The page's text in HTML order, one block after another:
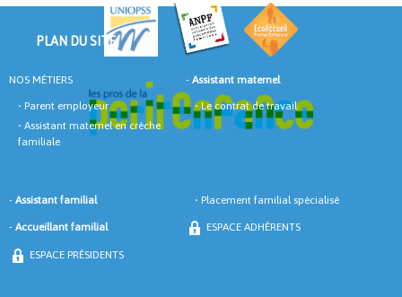
PLAN DU SITE
NOS MÉTIERS - Assistant maternel
• Parent employeur •Le contrat de travail
• Assistant maternel en crèche
familiale
- Assistant familial • Placement familial spécialisé
- Accueillant familial ESPACE ADHÈRENTS
ESPACE PRÉSIDENTS